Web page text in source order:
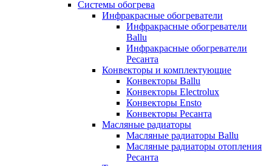
Системы обогрева
Инфракрасные обогреватели
Инфракрасные обогреватели
Ballu
Инфракрасные обогреватели
Ресанта
Конвекторы и комплектующие
Конвекторы Ballu
Конвекторы Electrolux
Конвекторы Ensto
Конвекторы Ресанта
Масляные радиаторы
Масляные радиаторы Ballu
Масляные радиаторы отопления
Ресанта